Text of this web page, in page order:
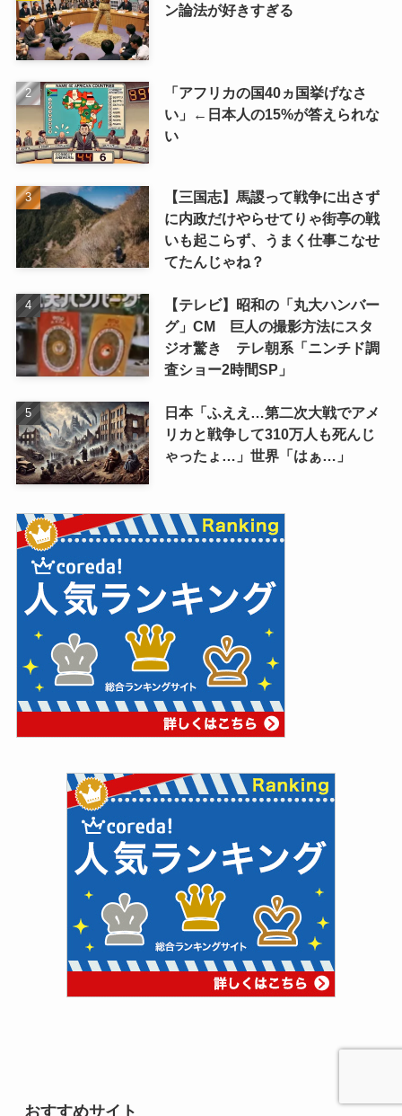
ン論法が好きすぎる
「アフリカの国40ヵ国挙げなさ
い」←日本人の15%が答えられな
い
【三国志】馬謖って戦争に出さず
に内政だけやらせてりゃ街亭の戦
いも起こらず、うまく仕事こなせ
てたんじゃね？
【テレビ】昭和の「丸大ハンバー
グ」CM 巨人の撮影方法にスタ
ジオ驚き テレ朝系「ニンチド調
査ショー2時間SP」
日本「ふええ…第二次大戦でアメ
リカと戦争して310万人も死んじ
ゃったょ…」世界「はぁ…」
おすすめサイト